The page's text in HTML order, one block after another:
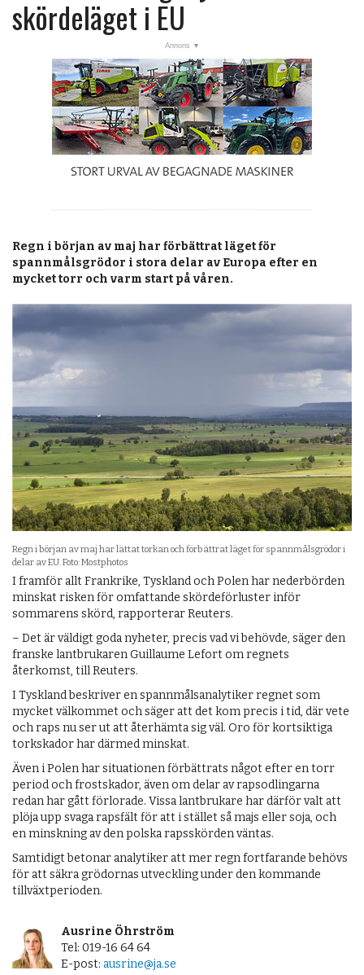
Veckans nyheter
RSS-flöde
OPINION
KALENDER
MARKNAD
TJÄNSTER
JOBB
ANNONSERA
PRENUMERERA
OM OSS
skördeläget i EU
Regn i början av maj har förbättrat läget för
spannmålsgrödor i stora delar av Europa efter en
mycket torr och varm start på våren.
Regn i början av maj har lättat torkan och förbättrat läget för spannmålsgrödor i
delar av EU. Foto: Mostphotos
I framför allt Frankrike, Tyskland och Polen har nederbörden
minskat risken för omfattande skördeförluster inför
sommarens skörd, rapporterar Reuters.
– Det är väldigt goda nyheter, precis vad vi behövde, säger den
franske lantbrukaren Guillaume Lefort om regnets
återkomst, till Reuters.
I Tyskland beskriver en spannmålsanalytiker regnet som
mycket välkommet och säger att det kom precis i tid, där vete
och raps nu ser ut att återhämta sig väl. Oro för kortsiktiga
torkskador har därmed minskat.
Även i Polen har situationen förbättrats något efter en torr
period och frostskador, även om delar av rapsodlingarna
redan har gått förlorade. Vissa lantbrukare har därför valt att
plöja upp svaga rapsfält för att i stället så majs eller soja, och
en minskning av den polska rapsskörden väntas.
Samtidigt betonar analytiker att mer regn fortfarande behövs
för att säkra grödornas utveckling under den kommande
tillväxtperioden.
Ausrine Öhrström
Tel: 019-16 64 64
E-post: ausrine@ja.se